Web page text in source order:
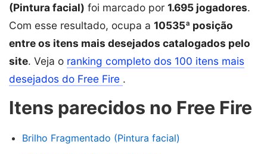
(Pintura facial) foi marcado por 1.695 jogadores.
Com esse resultado, ocupa a 10535ª posição
entre os itens mais desejados catalogados pelo
site. Veja o ranking completo dos 100 itens mais
desejados do Free Fire .
Itens parecidos no Free Fire
Brilho Fragmentado (Pintura facial)